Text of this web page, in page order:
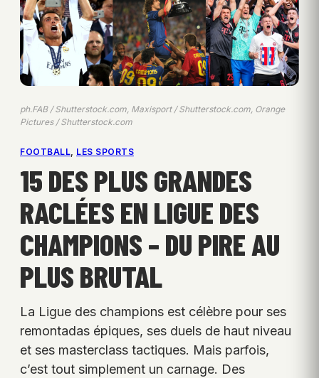
ph.FAB / Shutterstock.com, Maxisport / Shutterstock.com, Orange
Pictures / Shutterstock.com
FOOTBALL, LES SPORTS
15 DES PLUS GRANDES
RACLÉES EN LIGUE DES
CHAMPIONS – DU PIRE AU
PLUS BRUTAL
La Ligue des champions est célèbre pour ses
remontadas épiques, ses duels de haut niveau
et ses masterclass tactiques. Mais parfois,
c’est tout simplement un carnage. Des